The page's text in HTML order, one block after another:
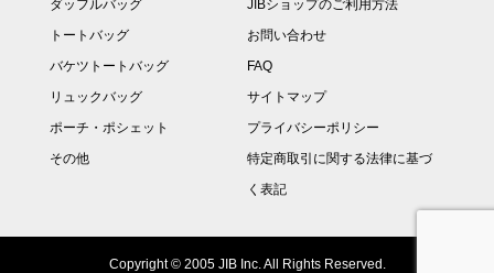
ダッフルバッグ
トートバッグ
バケツトートバッグ
リュックバッグ
ポーチ・ポシェット
その他
JIBショップのご利用方法
お問い合わせ
FAQ
サイトマップ
プライバシーポリシー
特定商取引に関する法律に基づ
く表記
Copyright © 2005 JIB Inc. All Rights Reserved.